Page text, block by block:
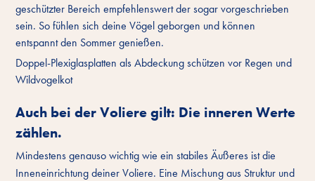
geschützter Bereich empfehlenswert der sogar vorgeschrieben
sein. So fühlen sich deine Vögel geborgen und können
entspannt den Sommer genießen.
Doppel-Plexiglasplatten als Abdeckung schützen vor Regen und
Wildvogelkot
Auch bei der Voliere gilt: Die inneren Werte
zählen.
Mindestens genauso wichtig wie ein stabiles Äußeres ist die
Inneneinrichtung deiner Voliere. Eine Mischung aus Struktur und